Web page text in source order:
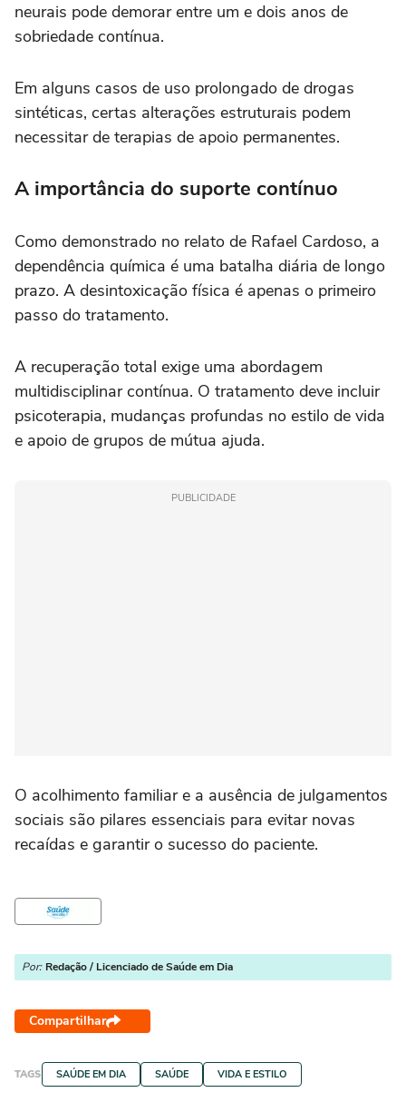
neurais pode demorar entre um e dois anos de
sobriedade contínua.
Em alguns casos de uso prolongado de drogas
sintéticas, certas alterações estruturais podem
necessitar de terapias de apoio permanentes.
A importância do suporte contínuo
Como demonstrado no relato de Rafael Cardoso, a
dependência química é uma batalha diária de longo
prazo. A desintoxicação física é apenas o primeiro
passo do tratamento.
A recuperação total exige uma abordagem
multidisciplinar contínua. O tratamento deve incluir
psicoterapia, mudanças profundas no estilo de vida
e apoio de grupos de mútua ajuda.
PUBLICIDADE
O acolhimento familiar e a ausência de julgamentos
sociais são pilares essenciais para evitar novas
recaídas e garantir o sucesso do paciente.
Por: Redação / Licenciado de Saúde em Dia
Compartilhar
TAGS SAÚDE EM DIA SAÚDE VIDA E ESTILO